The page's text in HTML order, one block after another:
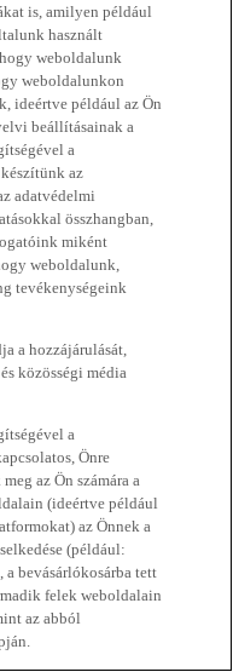
is, amilyen például
használt
weboldalunk
weboldalunkon
ideértve például az Ön
beállításainak a
a
az
adatvédelmi
összhangban,
miként
weboldalunk,
tevékenységeink
a hozzájárulását,
közösségi média
a
Önre
az Ön számára a
(ideértve például
az Önnek a
(például:
bevásárlókosárba tett
felek weboldalain
az abból